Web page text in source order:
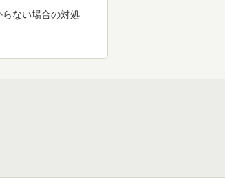
ない場合の対処